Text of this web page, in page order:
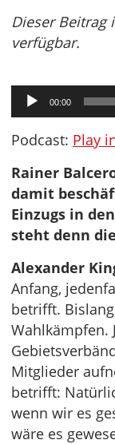
Dieser Beitrag
verfügbar.
Audio-
Player
00:00
Podcast: Play
Rainer
damit
Einzugs in
steht denn
Alexander
Anfang,
betrifft.
Wahlkämpfen.
Mitglieder
betrifft:
wenn wir es
wäre es